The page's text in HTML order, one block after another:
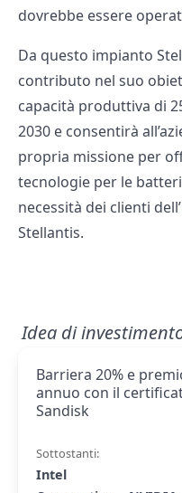
dovrebbe essere
Da questo impianto
contributo nel suo
capacità produttiva di
2030 e consentirà
propria missione per
tecnologie per le
necessità dei clienti
Stellantis.
Idea di
Barriera 20% e
annuo con il
Sandisk
Sottostanti:
Intel